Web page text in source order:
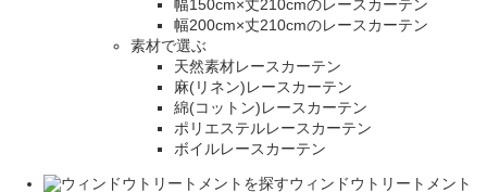
幅150cm×丈210cmのレースカーテン
幅200cm×丈210cmのレースカーテン
素材で選ぶ
天然素材レースカーテン
麻(リネン)レースカーテン
綿(コットン)レースカーテン
ポリエステルレースカーテン
ボイルレースカーテン
ウィンドウトリートメント